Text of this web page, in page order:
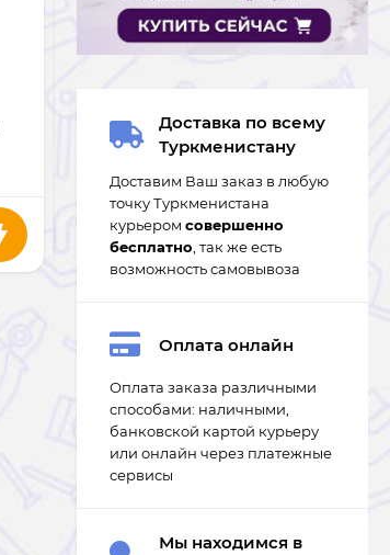
Клавиатура AULA F99 Pro Gray
1 091m
Доставка по всему
Туркменистану
Доставим Ваш заказ в любую
точку Туркменистана
курьером совершенно
бесплатно , так же есть
возможность самовывоза
Оплата онлайн
Оплата заказа различными
способами: наличными,
банковской картой курьеру
или онлайн через платежные
сервисы
Мы находимся в